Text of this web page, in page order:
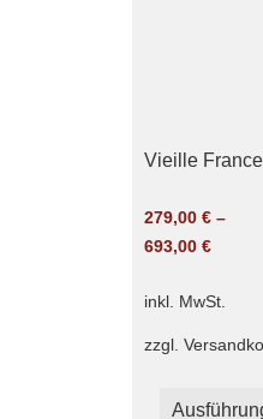
Vieille
279,00 €–
693,00 €
inkl. MwSt.
zzgl.